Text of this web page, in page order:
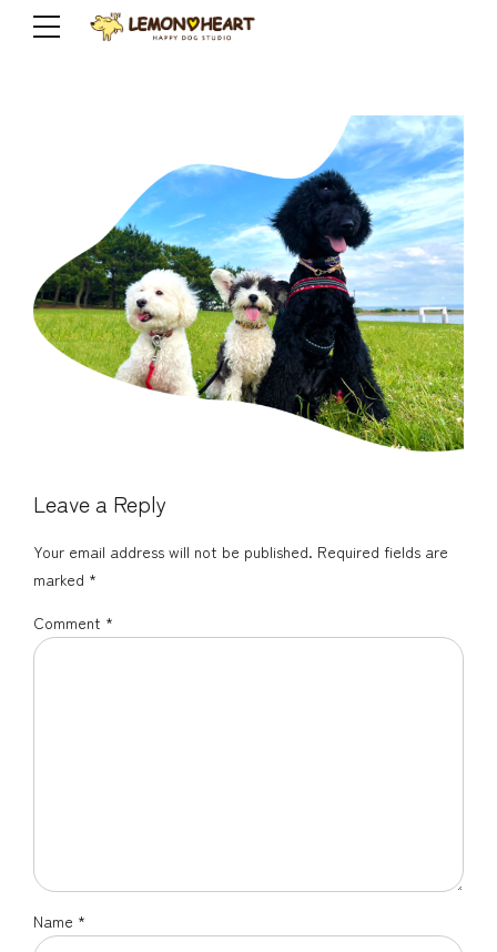
Leave a Reply
Your email address will not be published. Required fields are
marked *
Comment *
Name *